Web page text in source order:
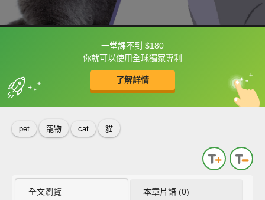
一堂課不到 $180
你就可以使用全球獨家專利
了解詳情
框選或點兩下字幕可以直接查字典喔！
收錄佳句 中
英
pet 寵物 cat 貓
全文瀏覽 本章片語 (0)